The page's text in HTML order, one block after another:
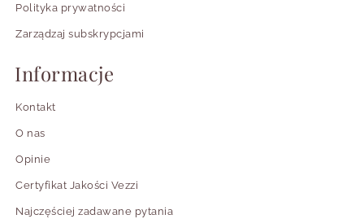
Polityka prywatności
Zarządzaj subskrypcjami
Informacje
Kontakt
O nas
Opinie
Certyfikat Jakości Vezzi
Najczęściej zadawane pytania